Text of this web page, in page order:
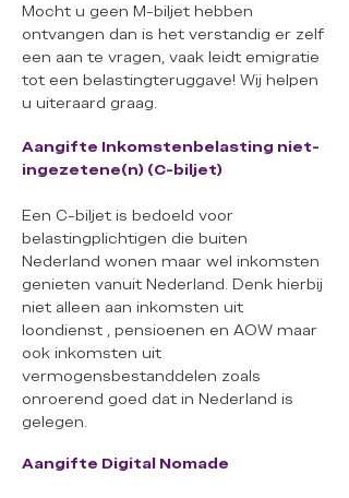
Mocht u geen M-biljet hebben
ontvangen dan is het verstandig er zelf
een aan te vragen, vaak leidt emigratie
tot een belastingteruggave! Wij helpen
u uiteraard graag.
Aangifte Inkomstenbelasting niet-
ingezetene(n) (C-biljet)
Een C-biljet is bedoeld voor
belastingplichtigen die buiten
Nederland wonen maar wel inkomsten
genieten vanuit Nederland. Denk hierbij
niet alleen aan inkomsten uit
loondienst , pensioenen en AOW maar
ook inkomsten uit
vermogensbestanddelen zoals
onroerend goed dat in Nederland is
gelegen.
Aangifte Digital Nomade